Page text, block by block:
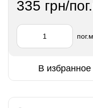
335 грн/
пог.м
В избранное